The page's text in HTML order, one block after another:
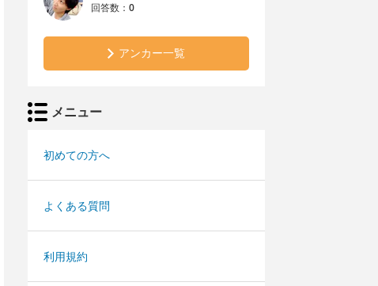
回答数： 0
アンカー一覧
メニュー
初めての方へ
よくある質問
利用規約